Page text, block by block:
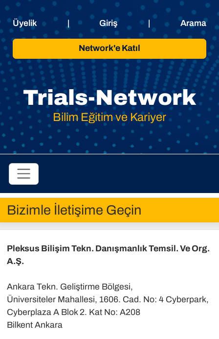
Üyelik Giriş Arama
Network'e Katıl
Trials-Network
Bilim Eğitim ve Kariyer
Bizimle İletişime Geçin
Pleksus Bilişim Tekn. Danışmanlık Temsil. Ve Org.
A.Ş.
Ankara Tekn. Geliştirme Bölgesi,
Üniversiteler Mahallesi, 1606. Cad. No: 4 Cyberpark,
Cyberplaza A Blok 2. Kat No: A208
Bilkent Ankara